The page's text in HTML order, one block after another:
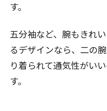
す。
五分袖など、腕もきれ
るデザインなら、二の
り着られて通気性がい
す。